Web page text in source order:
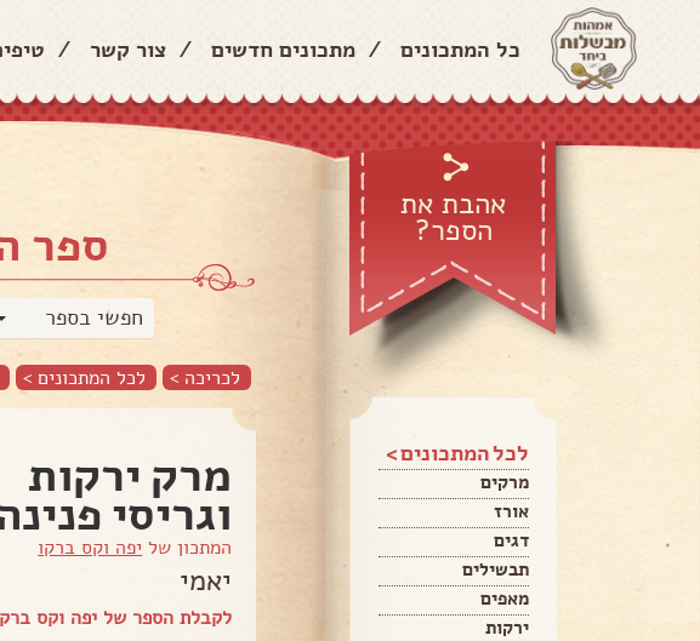
כל המתכונים / מתכונים חדשים / צור קשר /
אהבת את
הספר?
לכל המתכונים >
מרקים
אורז
דגים
תבשילים
מאפים
ירקות
ספר
חפשי בספר
לכריכה > לכל המתכונים >
מרק ירקות
וגריסי
המתכון של יפה וקס ברקו
יאמי
לקבלת הספר של יפה וקס